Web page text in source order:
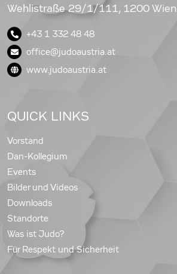
Wehlistraße 29/1/111, 1200 Wien
+43 1 332 48 48
office@judoaustria.at
www.judoaustria.at
QUICK LINKS
Vorstand
Dan-Kollegium
Events
Bilder und Videos
Downloads
Standorte
Was ist Judo?
Für Respekt und Sicherheit